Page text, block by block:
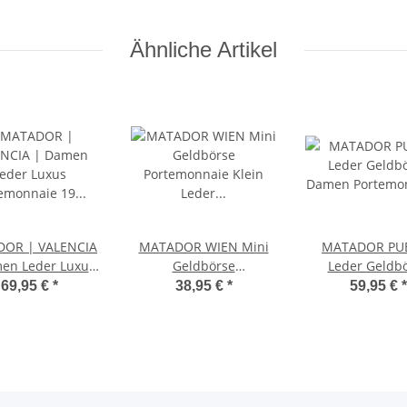
Ähnliche Artikel
| VALENCIA
Leder Luxus
19
69,95 € *
MATADOR WIEN Mini
Geldbörse
Portemonnaie Klein
38,95 € *
MATADOR
Leder
Damen59,95 € *